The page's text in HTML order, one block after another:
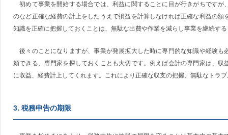
初めて事業を開始する場合では、利益に関することに目が行きがちですが
のなど正確な経費の計上をしたうえで損益を計算しなければ正確な利益の
知識を正確に把握しておくことは、無駄な出費や作業を減らし事業を継続す
後々のことになりますが、事業が発展拡大した時に専門的な知識や経験も
頼できる、専門家を探しておくことも大切です。例えば会計の専門家は、
に収益、経費計上してくれます。これにより正確な収支の把握、無駄なトラ
3. 税務申告の期限